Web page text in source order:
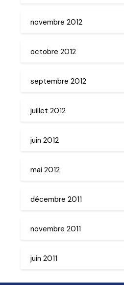
novembre 2012
octobre 2012
septembre 2012
juillet 2012
juin 2012
mai 2012
décembre 2011
novembre 2011
juin 2011